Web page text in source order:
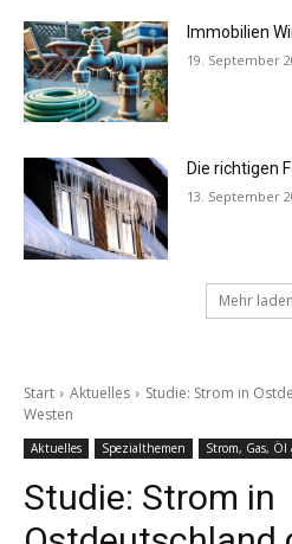
Immobilien
19. September
Die richtigen
13. September
Mehr laden